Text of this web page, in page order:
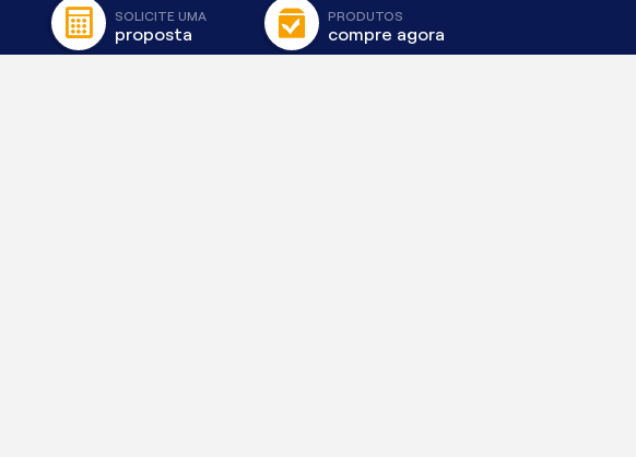
SOLICITE UMA
proposta
PRODUTOS
compre agora